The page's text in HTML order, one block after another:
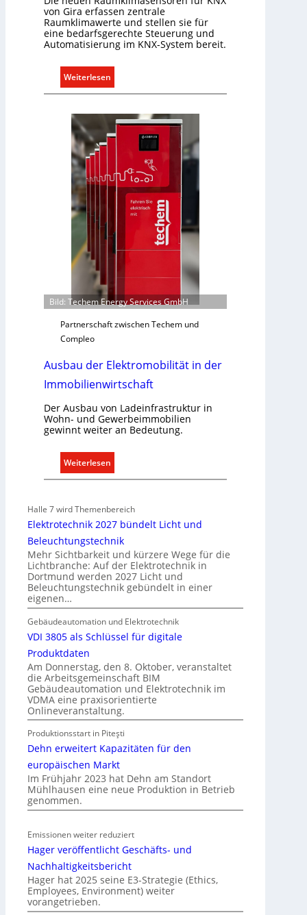
U
n
t
e
r
r
n
d
von Gira erfassen zentrale
Raumklimawerte und stellen sie für
eine bedarfsgerechte Steuerung und
Automatisierung im KNX-System bereit.
Weiterlesen
R
u
m
i
m
e
f
s
g
e
c
t
e
f
s
e
n
u
n
d
r
e
g
e
l
Bild: Techem Energy Services GmbH
Partnerschaft zwischen Techem und
Compleo
Ausbau der Elektromobilität in der
Immobilienwirtschaft
Der Ausbau von Ladeinfrastruktur in
Wohn- und Gewerbeimmobilien
gewinnt weiter an Bedeutung.
Weiterlesen
A
b
u
d
e
r
E
l
e
t
r
o
m
o
b
i
l
i
t
ä
i
n
d
e
r
Halle 7 wird Themenbereich
Elektrotechnik 2027 bündelt Licht und
Beleuchtungstechnik
Mehr Sichtbarkeit und kürzere Wege für die
Lichtbranche: Auf der Elektrotechnik in
Dortmund werden 2027 Licht und
Beleuchtungstechnik gebündelt in einer
eigenen…
Gebäudeautomation und Elektrotechnik
VDI 3805 als Schlüssel für digitale
Produktdaten
Am Donnerstag, den 8. Oktober, veranstaltet
die Arbeitsgemeinschaft BIM
Gebäudeautomation und Elektrotechnik im
VDMA eine praxisorientierte
Onlineveranstaltung.
Produktionsstart in Piteşti
Dehn erweitert Kapazitäten für den
europäischen Markt
Im Frühjahr 2023 hat Dehn am Standort
Mühlhausen eine neue Produktion in Betrieb
genommen.
Emissionen weiter reduziert
Hager veröffentlicht Geschäfts- und
Nachhaltigkeitsbericht
Hager hat 2025 seine E3-Strategie (Ethics,
Employees, Environment) weiter
vorangetrieben.